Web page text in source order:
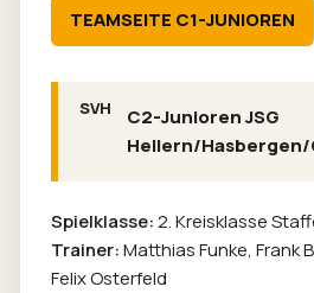
TEAMSEITE C1-JUNIOREN
C2-Junioren JSG
Hellern/Hasbergen/
Spielklasse:2. Kreisklasse
Trainer:Matthias Funke, Frank
Felix Osterfeld